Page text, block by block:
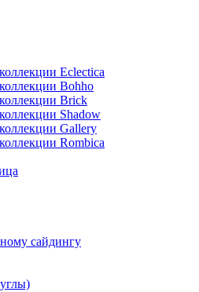
Eclectica
Bohho
Brick
Shadow
Gallery
Rombica
сайдингу